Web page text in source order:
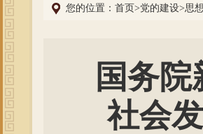
您的位置： 首页>党的建设>思
国务
社会